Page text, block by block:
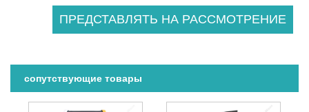
сопутствующие товары